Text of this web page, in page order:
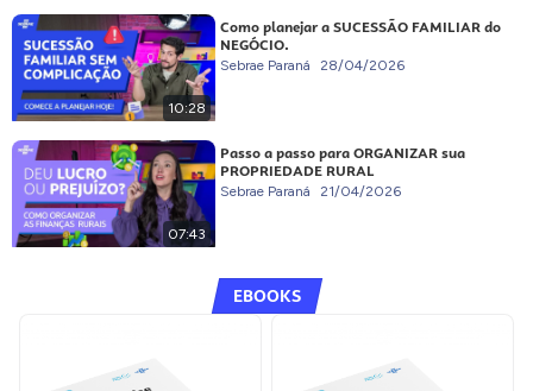
10:28
Como planejar a SUCESSÃO FAMILIAR do
NEGÓCIO.
Sebrae Paraná 28/04/2026
07:43
Passo a passo para ORGANIZAR sua
PROPRIEDADE RURAL
Sebrae Paraná 21/04/2026
EBOOKS